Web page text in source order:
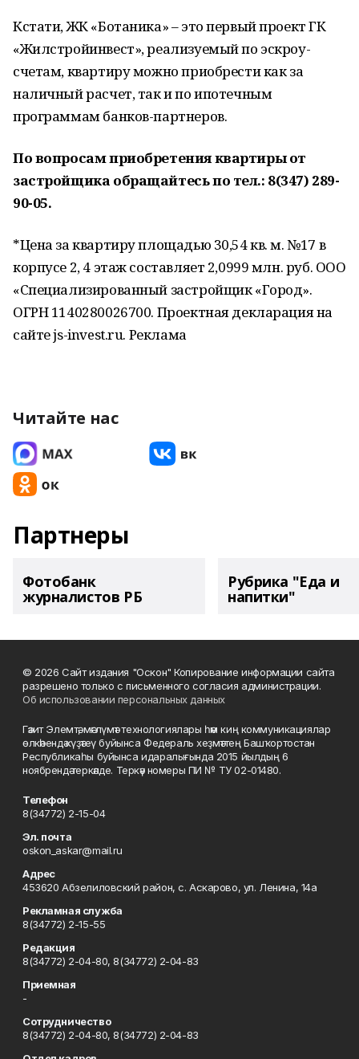
Кстати, ЖК «Ботаника» – это первый проект ГК
«Жилстройинвест», реализуемый по эскроу-
счетам, квартиру можно приобрести как за
наличный расчет, так и по ипотечным
программам банков-партнеров.
По вопросам приобретения квартиры от
застройщика обращайтесь по тел.: 8(347) 289-
90-05.
*Цена за квартиру площадью 30,54 кв. м. №17 в
корпусе 2, 4 этаж составляет 2,0999 млн. руб. ООО
«Специализированный застройщик «Город».
ОГРН 1140280026700. Проектная декларация на
сайте js-invest.ru. Реклама
Читайте нас
Партнеры
Фотобанк
журналистов РБ
Рубрика "Еда и
напитки"
© 2026 Сайт издания "Оскон" Копирование информации сайта
разрешено только с письменного согласия администрации.
Об использовании персональных данных
Гәзит Элемтә, мәғлүмәт технологиялары һәм киң коммуникациялар
өлкәһендә күҙәтеү буйынса Федераль хеҙмәттең Башҡортостан
Республикаһы буйынса идаралығында 2015 йылдың 6
ноябрендә теркәлде. Теркәү номеры ПИ № ТУ 02-01480.
Телефон
8(34772) 2-15-04
Эл. почта
oskon_askar@mail.ru
Адрес
453620 Абзелиловский район, с. Аскарово, ул. Ленина, 14а
Рекламная служба
8(34772) 2-15-55
Редакция
8(34772) 2-04-80, 8(34772) 2-04-83
Приемная
-
Сотрудничество
8(34772) 2-04-80, 8(34772) 2-04-83